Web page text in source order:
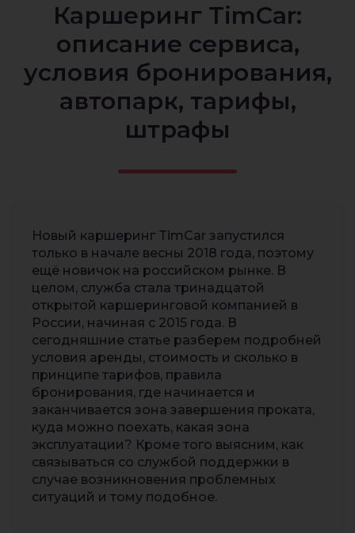
Каршеринг TimCar:
описание сервиса,
условия бронирования,
автопарк, тарифы,
штрафы
Новый каршеринг TimCar запустился
только в начале весны 2018 года, поэтому
ещё новичок на российском рынке. В
целом, служба стала тринадцатой
открытой каршеринговой компанией в
России, начиная с 2015 года. В
сегодняшние статье разберем подробней
условия аренды, стоимость и сколько в
принципе тарифов, правила
бронирования, где начинается и
заканчивается зона завершения проката,
куда можно поехать, какая зона
эксплуатации? Кроме того выясним, как
связываться со службой поддержки в
случае возникновения проблемных
ситуаций и тому подобное.